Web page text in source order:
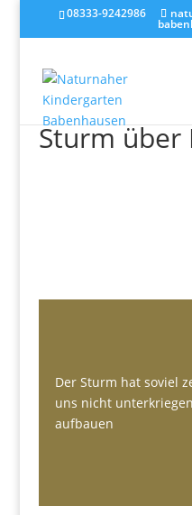
08333-9242986
Sturm über
Der Sturm hat soviel
uns nicht
aufbauen